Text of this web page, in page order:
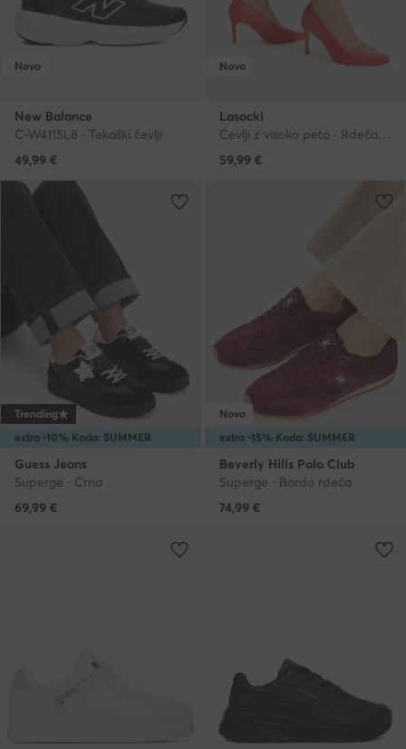
Novo
New Balance
C-W4115L8 · Tekaški čevlji
49,99 €
Novo
Lasocki
59,99 €
extra -10% Koda: SUMMER
Trending
Guess Jeans
Superge · Črna
69,99 €
extra -15% Koda: SUMMER
Novo
Beverly Hills Polo Club
Superge · Bordo rdeča
74,99 €